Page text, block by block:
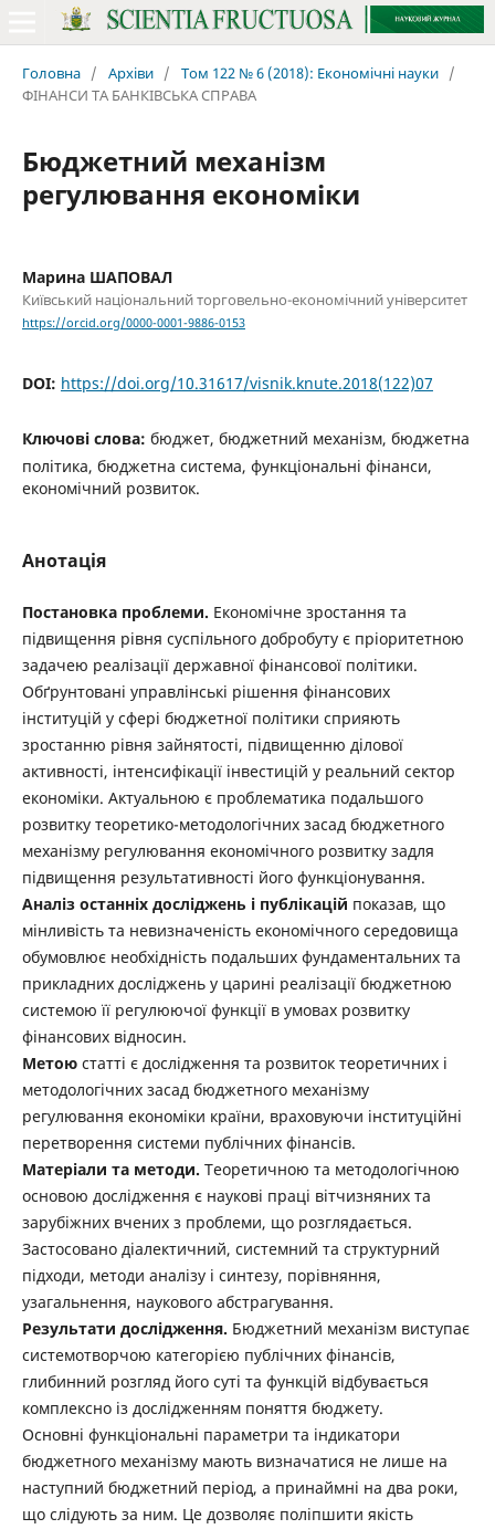
Головна / Архіви / Том 122 № 6 (2018): Економічні науки /
ФІНАНСИ ТА БАНКІВСЬКА СПРАВА
Бюджетний механізм
регулювання економіки
Марина ШАПОВАЛ
Київський національний торговельно-економічний університет
https://orcid.org/0000-0001-9886-0153
DOI: https://doi.org/10.31617/visnik.knute.2018(122)07
Ключові слова: бюджет, бюджетний механізм, бюджетна
політика, бюджетна система, функціональні фінанси,
економічний розвиток.
Анотація
Постановка проблеми. Економічне зростання та
підвищення рівня суспіль­ного добробуту є пріоритетною
задачею реалізації державної фінансової політики.
Обґрунтовані управлінські рішення фінансових
інституцій у сфері бюджетної полі­тики сприяють
зростанню рівня зайнятості, підвищенню ділової
активності, інтен­сифікації інвестицій у реальний сектор
економіки. Актуальною є проблематика подальшого
розвитку теоретико-методологічних засад бюджетного
механізму регулю­вання економічного розвитку задля
підвищення результативності його функціонування.
Аналіз останніх досліджень і публікацій показав, що
мінливість та невиз­наченість економічного середовища
обумовлює необхідність подальших фундамен­тальних та
прикладних досліджень у царині реалізації бюджетною
системою її регулюючої функції в умовах розвитку
фінансових відносин.
Метою статті є дослідження та розвиток теоретичних і
методологічних засад бюджетного механізму
регулювання економіки країни, враховуючи інститу­ційні
перетворення системи публічних фінансів.
Матеріали та методи. Теоретичною та методологічною
основою дослідження є наукові праці вітчизняних та
зарубіжних вчених з проблеми, що розглядається.
Застосовано діалектичний, системний та структурний
підходи, методи аналізу і синтезу, порівняння,
узагальнення, наукового абстрагування.
Результати дослідження. Бюджетний механізм виступає
системотворчою категорією публічних фінансів,
глибинний розгляд його суті та функцій відбувається
комплексно із дослідженням поняття бюджету.
Основні функціональні параметри та індикатори
бюджетного механізму мають визначатися не лише на
наступний бюджетний період, а принаймні на два роки,
що слідують за ним. Це дозволяє поліпшити якість